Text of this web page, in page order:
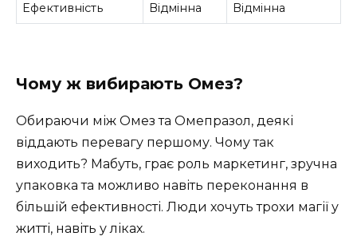
Ефективність Відмінна Відмінна
Чому ж вибирають Омез?
Обираючи між Омез та Омепразол, деякі
віддають перевагу першому. Чому так
виходить? Мабуть, грає роль маркетинг, зручна
упаковка та можливо навіть переконання в
більшій ефективності. Люди хочуть трохи магії у
житті, навіть у ліках.